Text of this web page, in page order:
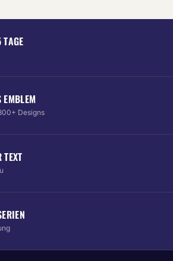
Designs